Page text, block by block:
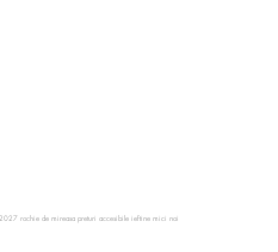
rochie de mireasa preturi accesibile ieftine mici noi